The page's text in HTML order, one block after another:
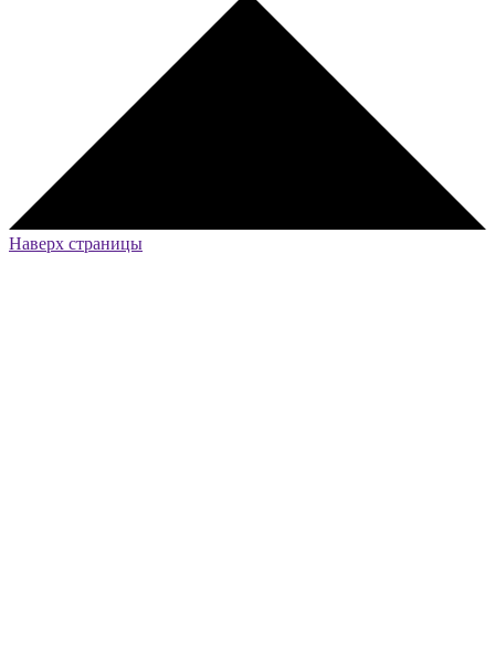
Наверх страницы